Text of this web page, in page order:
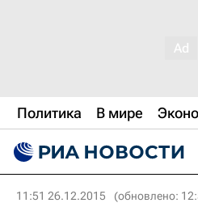
Политика В мире
11:51 26.12.2015 (обновлено: